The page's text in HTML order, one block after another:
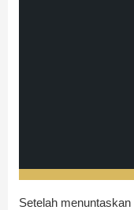
Setelah menuntaskan